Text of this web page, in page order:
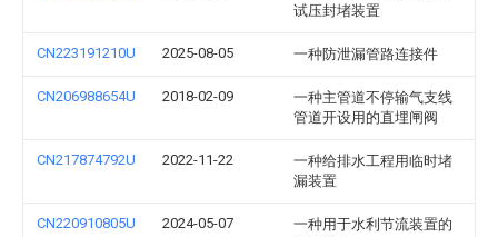
试压封堵装置
CN223191210U 2025-08-05 一种防泄漏管路连接件
CN206988654U 2018-02-09
一种主管道不停输气支线
管道开设用的直埋闸阀
CN217874792U 2022-11-22
一种给排水工程用临时堵
漏装置
CN220910805U 2024-05-07
一种用于水利节流装置的